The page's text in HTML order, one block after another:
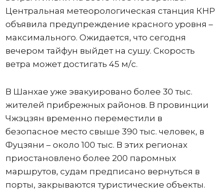
Центральная метеорологическая станция КНР
объявила предупреждение красного уровня –
максимального. Ожидается, что сегодня
вечером тайфун выйдет на сушу. Скорость
ветра может достигать 45 м/с.
В Шанхае уже эвакуировано более 30 тыс.
жителей прибрежных районов. В провинции
Чжэцзян временно переместили в
безопасное место свыше 390 тыс. человек, в
Фуцзяни – около 100 тыс. В этих регионах
приостановлено более 200 паромных
маршрутов, судам предписано вернуться в
порты, закрываются туристические объекты.